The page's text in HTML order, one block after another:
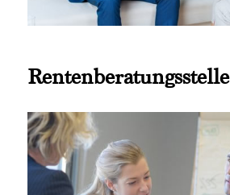
Rentenberatungsstelle